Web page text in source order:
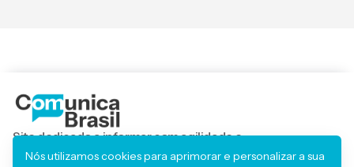
Site dedicado a informar com agilidade e
responsabilidade, trazendo os principais acontecimentos
Nós utilizamos cookies para aprimorar e personalizar a sua